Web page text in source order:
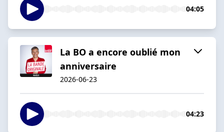
04:05
La BO a encore oublié mon
anniversaire
2026-06-23
04:23